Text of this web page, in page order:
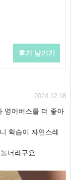
2024.12.18
영어버스를 더 좋아
학습이 자연스레
더라구요.